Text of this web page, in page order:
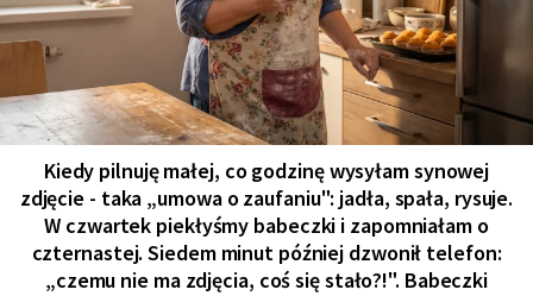
Kiedy pilnuję małej, co godzinę wysyłam synowej
zdjęcie - taka „umowa o zaufaniu": jadła, spała, rysuje.
W czwartek piekłyśmy babeczki i zapomniałam o
czternastej. Siedem minut później dzwonił telefon:
„czemu nie ma zdjęcia, coś się stało?!". Babeczki